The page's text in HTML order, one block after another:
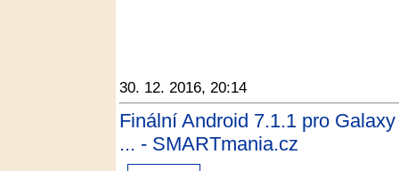
30. 12. 2016, 20:14
Finální Android 7.1.1 pro
... - SMARTmania.cz